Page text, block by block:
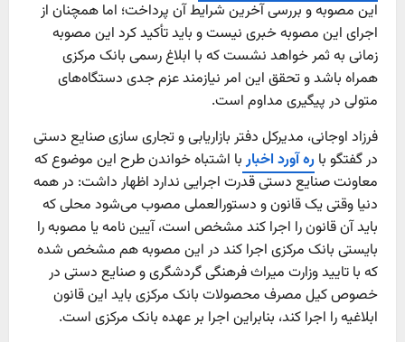
این مصوبه و بررسی آخرین شرایط آن پرداخت؛ اما همچنان از
اجرای این مصوبه خبری نیست و باید تأکید کرد این مصوبه
زمانی به ثمر خواهد نشست که با ابلاغ رسمی بانک مرکزی
همراه باشد و تحقق این امر نیازمند عزم جدی دستگاه‌های
متولی در پیگیری مداوم است.
فرزاد اوجانی، مدیرکل دفتر بازاریابی و تجاری سازی صنایع دستی
در گفتگو با ره آورد اخبار با اشتباه خواندن طرح این موضوع که
معاونت صنایع دستی قدرت اجرایی ندارد اظهار داشت: در همه
دنیا وقتی یک قانون و دستورالعملی مصوب می‌شود محلی که
باید آن قانون را اجرا کند مشخص است، آیین نامه یا مصوبه را
بایستی بانک مرکزی اجرا کند در این مصوبه هم مشخص شده
که با تایید وزارت میراث فرهنگی گردشگری و صنایع دستی در
خصوص کیل مصرف محصولات بانک مرکزی باید این قانون
ابلاغیه را اجرا کند، بنابراین اجرا بر عهده بانک مرکزی است.